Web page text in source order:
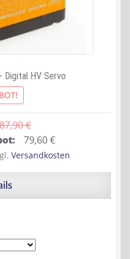
Digital HV Servo
87,90 €
79,60€Aktueller
Preis
ist:
Versandkosten